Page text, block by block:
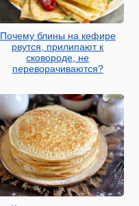
Почему блины на кефире
рвутся, прилипают к
сковороде, не
переворачиваются?